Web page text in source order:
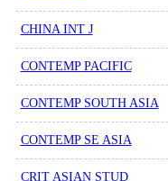
CHINA INT J
CONTEMP PACIFIC
CONTEMP SOUTH ASIA
CONTEMP SE ASIA
CRIT ASIAN STUD